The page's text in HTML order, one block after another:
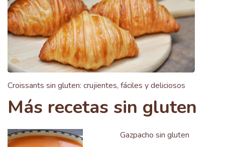
Croissants sin gluten: crujientes, fáciles y deliciosos
Más recetas sin gluten
Gazpacho sin gluten